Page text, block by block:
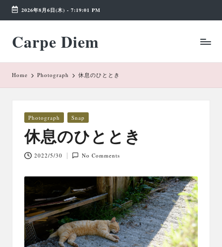
Skip
content
2026年8月6日(木) - 7:19:01 PM
Carpe Diem
Weekend
Wonderland
Home Photograph 休息のひととき
Posted
Photograph Snap
休息のひととき
2022/5/30 No Comments